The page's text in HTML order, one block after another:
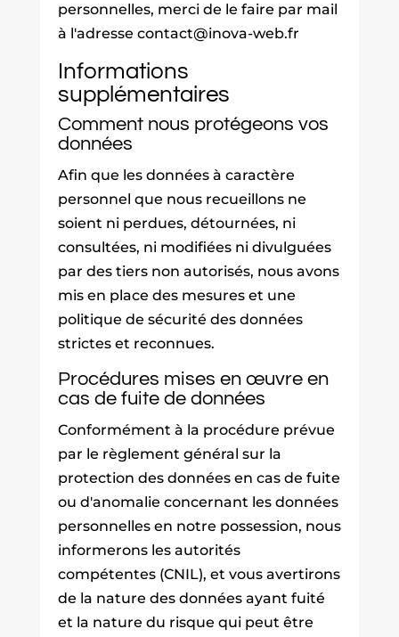
personnelles, merci de le faire par mail
à l'adresse contact@inova-web.fr
Informations
supplémentaires
Comment nous protégeons vos
données
Afin que les données à caractère
personnel que nous recueillons ne
soient ni perdues, détournées, ni
consultées, ni modifiées ni divulguées
par des tiers non autorisés, nous avons
mis en place des mesures et une
politique de sécurité des données
strictes et reconnues.
Procédures mises en œuvre en
cas de fuite de données
Conformément à la procédure prévue
par le règlement général sur la
protection des données en cas de fuite
ou d'anomalie concernant les données
personnelles en notre possession, nous
informerons les autorités
compétentes (CNIL), et vous avertirons
de la nature des données ayant fuité
et la nature du risque qui peut être